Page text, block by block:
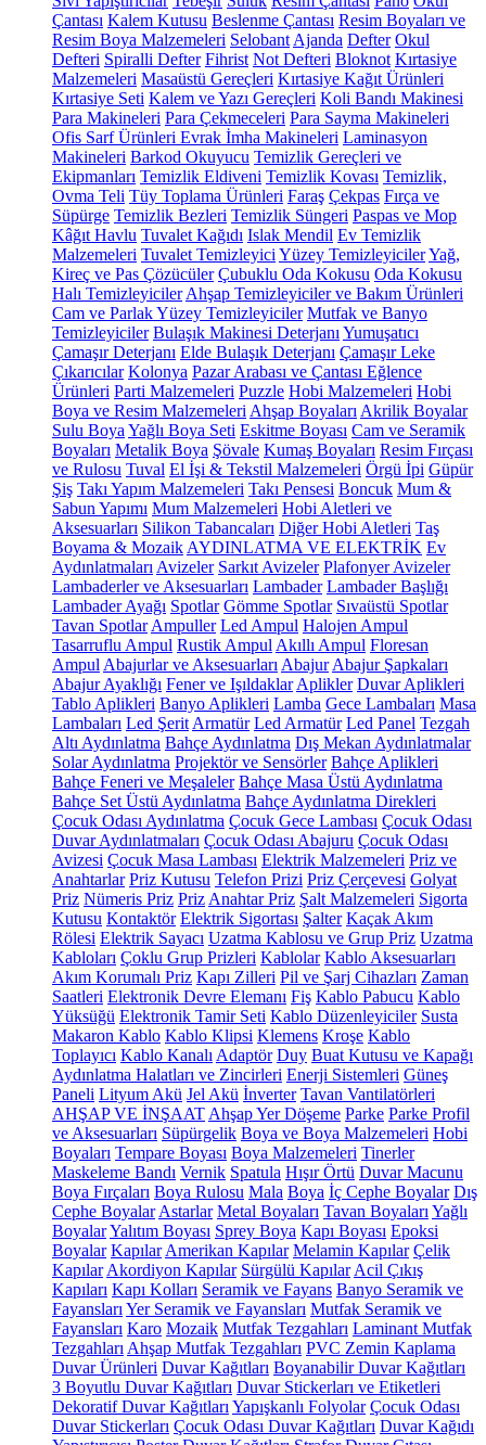
Çantası Kalem Kutusu Beslenme Çantası Resim Boyaları ve
Resim Boya Malzemeleri Selobant Ajanda Defter Okul
Defteri Spiralli Defter Fihrist Not Defteri Bloknot Kırtasiye
Malzemeleri Masaüstü Gereçleri Kırtasiye Kağıt Ürünleri
Kırtasiye Seti Kalem ve Yazı Gereçleri Koli Bandı Makinesi
Para Makineleri Para Çekmeceleri Para Sayma Makineleri
Ofis Sarf Ürünleri Evrak İmha Makineleri Laminasyon
Makineleri Barkod Okuyucu Temizlik Gereçleri ve
Ekipmanları Temizlik Eldiveni Temizlik Kovası Temizlik,
Ovma Teli Tüy Toplama Ürünleri Faraş Çekpas Fırça ve
Süpürge Temizlik Bezleri Temizlik Süngeri Paspas ve Mop
Kâğıt Havlu Tuvalet Kağıdı Islak Mendil Ev Temizlik
Malzemeleri Tuvalet Temizleyici Yüzey TemizleyicilerYağ,
Kireç ve Pas Çözücüler Çubuklu Oda Kokusu Oda Kokusu
Halı Temizleyiciler Ahşap Temizleyiciler ve Bakım Ürünleri
Cam ve Parlak Yüzey Temizleyiciler Mutfak ve Banyo
Temizleyiciler Bulaşık Makinesi Deterjanı Yumuşatıcı
Çamaşır Deterjanı Elde Bulaşık Deterjanı Çamaşır Leke
Çıkarıcılar Kolonya Pazar Arabası ve Çantası Eğlence
Ürünleri Parti Malzemeleri Puzzle Hobi Malzemeleri Hobi
Boya ve Resim Malzemeleri Ahşap Boyaları Akrilik Boyalar
Sulu Boya Yağlı Boya Seti Eskitme Boyası Cam ve Seramik
Boyaları Metalik Boya Şövale Kumaş Boyaları Resim Fırçası
ve Rulosu Tuval El İşi & Tekstil Malzemeleri Örgü İpi Güpür
Şiş Takı Yapım Malzemeleri Takı Pensesi Boncuk Mum &
Sabun Yapımı Mum Malzemeleri Hobi Aletleri ve
Aksesuarları Silikon Tabancaları Diğer Hobi Aletleri Taş
Boyama & Mozaik AYDINLATMA VE ELEKTRİK Ev
Aydınlatmaları Avizeler Sarkıt Avizeler Plafonyer Avizeler
Lambaderler ve Aksesuarları Lambader Lambader Başlığı
Lambader Ayağı Spotlar Gömme Spotlar Sıvaüstü Spotlar
Tavan Spotlar Ampuller Led Ampul Halojen Ampul
Tasarruflu Ampul Rustik Ampul Akıllı Ampul Floresan
Ampul Abajurlar ve Aksesuarları Abajur Abajur Şapkaları
Abajur Ayaklığı Fener ve Işıldaklar Aplikler Duvar Aplikleri
Tablo Aplikleri Banyo Aplikleri Lamba Gece Lambaları Masa
Lambaları Led Şerit Armatür Led Armatür Led Panel Tezgah
Altı Aydınlatma Bahçe Aydınlatma Dış Mekan Aydınlatmalar
Solar Aydınlatma Projektör ve Sensörler Bahçe Aplikleri
Bahçe Feneri ve Meşaleler Bahçe Masa Üstü Aydınlatma
Bahçe Set Üstü Aydınlatma Bahçe Aydınlatma Direkleri
Çocuk Odası Aydınlatma Çocuk Gece Lambası Çocuk Odası
Duvar Aydınlatmaları Çocuk Odası Abajuru Çocuk Odası
Avizesi Çocuk Masa Lambası Elektrik Malzemeleri Priz ve
Anahtarlar Priz Kutusu Telefon Prizi Priz Çerçevesi Golyat
Priz Nümeris Priz Priz Anahtar Priz Şalt Malzemeleri Sigorta
Kutusu Kontaktör Elektrik Sigortası Şalter Kaçak Akım
Rölesi Elektrik Sayacı Uzatma Kablosu ve Grup Priz Uzatma
Kabloları Çoklu Grup Prizleri Kablolar Kablo Aksesuarları
Akım Korumalı Priz Kapı Zilleri Pil ve Şarj Cihazları Zaman
Saatleri Elektronik Devre Elemanı Fiş Kablo Pabucu Kablo
Yüksüğü Elektronik Tamir Seti Kablo Düzenleyiciler Susta
Makaron Kablo Kablo Klipsi Klemens Kroşe Kablo
Toplayıcı Kablo Kanalı Adaptör Duy Buat Kutusu ve Kapağı
Aydınlatma Halatları ve Zincirleri Enerji Sistemleri Güneş
Paneli Lityum Akü Jel Akü İnverter Tavan Vantilatörleri
AHŞAP VE İNŞAAT Ahşap Yer Döşeme Parke Parke Profil
ve Aksesuarları Süpürgelik Boya ve Boya Malzemeleri Hobi
Boyaları Tempare Boyası Boya Malzemeleri Tinerler
Maskeleme Bandı Vernik Spatula Hışır Örtü Duvar Macunu
Boya Fırçaları Boya Rulosu Mala Boya İç Cephe Boyalar Dış
Cephe Boyalar Astarlar Metal Boyaları Tavan Boyaları Yağlı
BoyalarYalıtım Boyası Sprey Boya Kapı Boyası Epoksi
Boyalar Kapılar Amerikan Kapılar Melamin Kapılar Çelik
Kapılar Akordiyon Kapılar Sürgülü Kapılar Acil Çıkış
Kapıları Kapı Kolları Seramik ve Fayans Banyo Seramik ve
Fayansları Yer Seramik ve Fayansları Mutfak Seramik ve
Fayansları Karo Mozaik Mutfak Tezgahları Laminant Mutfak
Tezgahları Ahşap Mutfak Tezgahları PVC Zemin Kaplama
Duvar Ürünleri Duvar Kağıtları Boyanabilir Duvar Kağıtları
3 Boyutlu Duvar Kağıtları Duvar Stickerları ve Etiketleri
Dekoratif Duvar Kağıtları Yapışkanlı Folyolar Çocuk Odası
Duvar Stickerları Çocuk Odası Duvar Kağıtları Duvar Kağıdı